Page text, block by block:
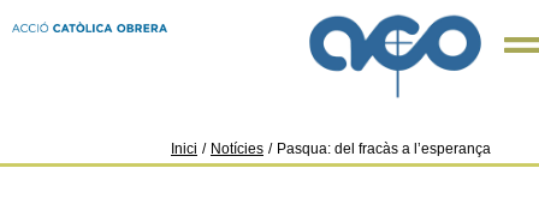
Inici / Notícies / Pasqua: del fracàs a l’esperança